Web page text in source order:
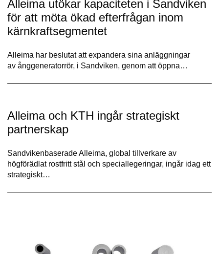
Alleima utökar kapaciteten i Sandviken
för att möta ökad efterfrågan inom
kärnkraftsegmentet
Alleima har beslutat att expandera sina anläggningar
av ånggeneratorrör, i Sandviken, genom att öppna…
Alleima och KTH ingår strategiskt
partnerskap
Sandvikenbaserade Alleima, global tillverkare av
högförädlat rostfritt stål och speciallegeringar, ingår idag ett
strategiskt…